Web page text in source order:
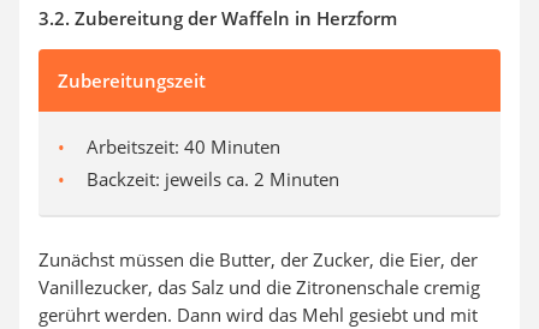
3.2. Zubereitung der Waffeln in Herzform
Zubereitungszeit
Arbeitszeit: 40 Minuten
Backzeit: jeweils ca. 2 Minuten
Zunächst müssen die Butter, der Zucker, die Eier, der
Vanillezucker, das Salz und die Zitronenschale cremig
gerührt werden. Dann wird das Mehl gesiebt und mit